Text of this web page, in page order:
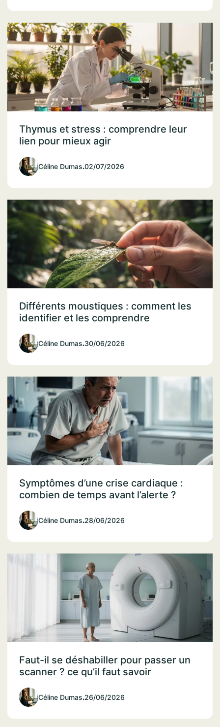
Thymus et stress : comprendre leur
lien pour mieux agir
Céline Dumas.02/07/2026
Différents moustiques : comment les
identifier et les comprendre
Céline Dumas.30/06/2026
Symptômes d’une crise cardiaque :
combien de temps avant l’alerte ?
Céline Dumas.28/06/2026
Faut-il se déshabiller pour passer un
scanner ? ce qu’il faut savoir
Céline Dumas.26/06/2026